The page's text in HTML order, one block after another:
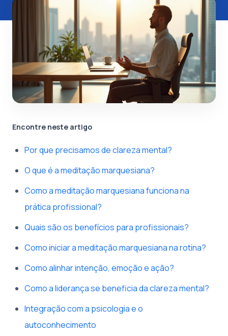
Encontre neste artigo
Por que precisamos de clareza mental?
O que é a meditação marquesiana?
Como a meditação marquesiana funciona na
prática profissional?
Quais são os benefícios para profissionais?
Como iniciar a meditação marquesiana na rotina?
Como alinhar intenção, emoção e ação?
Como a liderança se beneficia da clareza mental?
Integração com a psicologia e o
autoconhecimento